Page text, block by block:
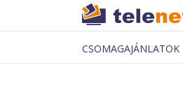
CSOMAGAJÁNLATOK